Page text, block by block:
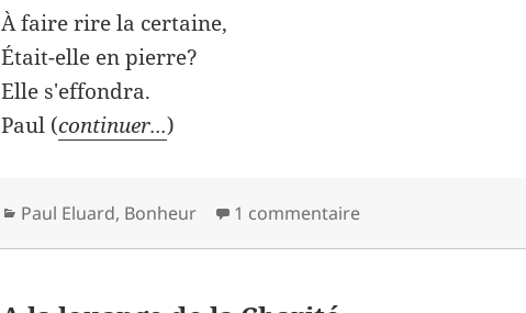
À faire rire la certaine,
Était-elle en pierre?
Elle s'effondra.
Paul (continuer...)
Catégories
Paul Eluard, Bonheur 1 commentaire